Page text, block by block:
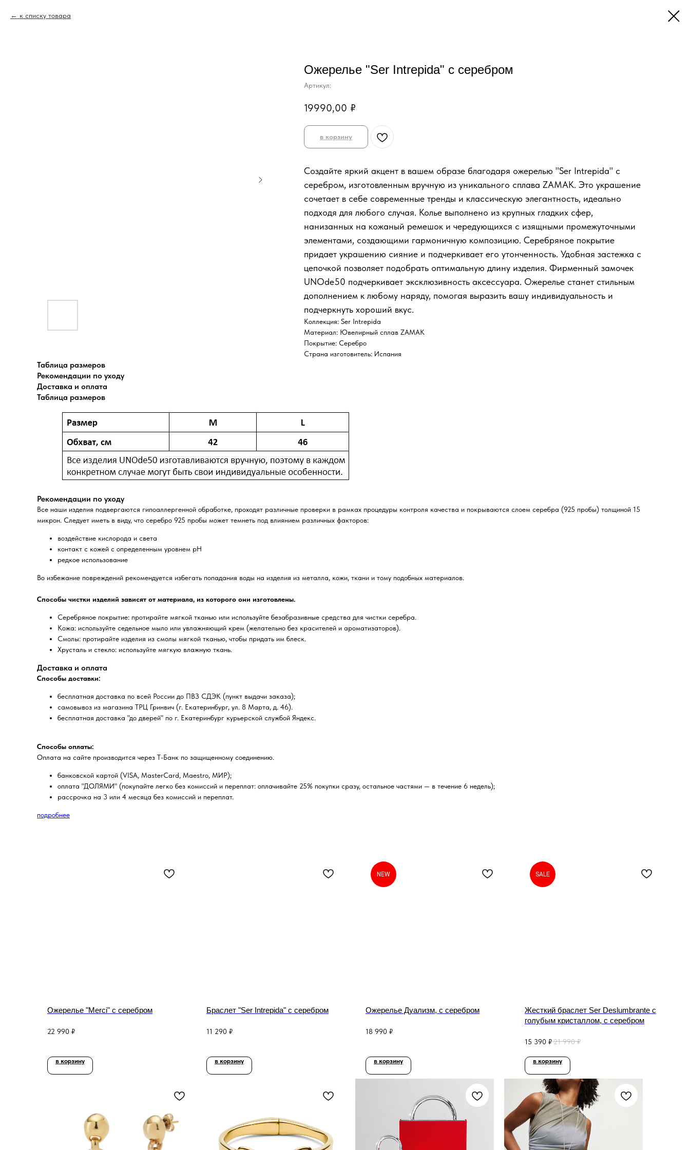
к списку товара
Ожерелье "Ser Intrepida" с серебром
Артикул:
19990,00 ₽
в корзину
Создайте яркий акцент в вашем образе благодаря ожерелью "Ser Intrepida" с
серебром, изготовленным вручную из уникального сплава ZAMAK. Это украшение
сочетает в себе современные тренды и классическую элегантность, идеально
подходя для любого случая. Колье выполнено из крупных гладких сфер,
нанизанных на кожаный ремешок и чередующихся с изящными промежуточными
элементами, создающими гармоничную композицию. Серебряное покрытие
придает украшению сияние и подчеркивает его утонченность. Удобная застежка с
цепочкой позволяет подобрать оптимальную длину изделия. Фирменный замочек
UNOde50 подчеркивает эксклюзивность аксессуара. Ожерелье станет стильным
дополнением к любому наряду, помогая выразить вашу индивидуальность и
подчеркнуть хороший вкус.
Коллекция: Ser Intrepida
Материал: Ювелирный сплав ZAMAK
Покрытие: Серебро
Страна изготовитель: Испания
Таблица размеров
Рекомендации по уходу
Доставка и оплата
Таблица размеров
Рекомендации по уходу
Все наши изделия подвергаются гипоаллергенной обработке, проходят различные проверки в рамках процедуры контроля качества и покрываются слоем серебра (925 пробы) толщиной 15
микрон. Следует иметь в виду, что серебро 925 пробы может темнеть под влиянием различных факторов:
воздействие кислорода и света
контакт с кожей с определенным уровнем pH
редкое использование
Во избежание повреждений рекомендуется избегать попадания воды на изделия из металла, кожи, ткани и тому подобных материалов.
Способы чистки изделий зависят от материала, из которого они изготовлены.
Серебряное покрытие: протирайте мягкой тканью или используйте безабразивные средства для чистки серебра.
Кожа: используйте седельное мыло или увлажняющий крем (желательно без красителей и ароматизаторов).
Смолы: протирайте изделия из смолы мягкой тканью, чтобы придать им блеск.
Хрусталь и стекло: используйте мягкую влажную ткань.
Доставка и оплата
Способы доставки:
бесплатная доставка по всей России до ПВЗ СДЭК (пункт выдачи заказа);
самовывоз из магазина ТРЦ Гринвич (г. Екатеринбург, ул. 8 Марта, д. 46).
бесплатная доставка "до дверей" по г. Екатеринбург курьерской службой Яндекс.
Способы оплаты:
Оплата на сайте производится через Т-Банк по защищенному соединению.
банковской картой (VISA, MasterCard, Maestro, МИР);
оплата "ДОЛЯМИ" (покупайте легко без комиссий и переплат: оплачивайте 25% покупки сразу, остальное частями — в течение 6 недель);
рассрочка на 3 или 4 месяца без комиссий и переплат.
подробнее
Ожерелье "Merci" с серебром
22 990 ₽
в корзину
Браслет "Ser Intrepida" с серебром
11 290 ₽
в корзину
NEW
Ожерелье Дуализм, с серебром
18 990 ₽
в корзину
SALE
Жесткий браслет Ser Deslumbrante с
голубым кристаллом, с серебром
15 390 ₽21 990 ₽
в корзину